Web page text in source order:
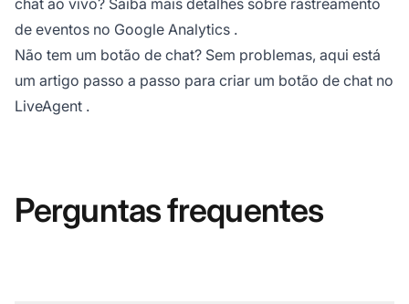
chat ao vivo? Saiba mais detalhes sobre rastreamento
de eventos no Google Analytics .
Não tem um botão de chat? Sem problemas, aqui está
um artigo passo a passo para criar um botão de chat no
LiveAgent .
Perguntas frequentes